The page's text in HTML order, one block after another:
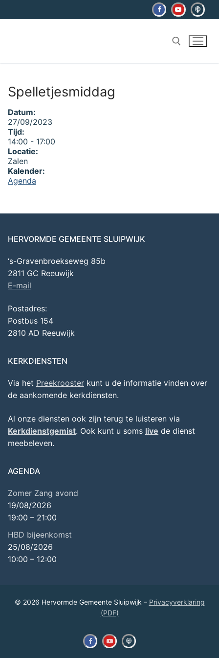
naar
Spelletjesmiddag
Datum:
27/09/2023
Tijd:
14:00 - 17:00
Locatie:
Zalen
Kalender:
Agenda
HERVORMDE GEMEENTE SLUIPWIJK
‘s-Gravenbroekseweg 85b
2811 GC Reeuwijk
E-mail
Postadres:
Postbus 154
2810 AD Reeuwijk
KERKDIENSTEN
Via het Preekrooster kunt u de informatie vinden over
de aankomende kerkdiensten.
Al onze diensten ook zijn terug te luisteren via
Kerkdienstgemist. Ook kunt u soms live de dienst
meebeleven.
AGENDA
Zomer Zang avond
19/08/2026
19:00 – 21:00
HBD bijeenkomst
25/08/2026
10:00 – 12:00
© 2026 Hervormde Gemeente Sluipwijk – Privacyverklaring
(PDF)